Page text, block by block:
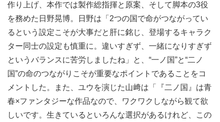
作り上げ、本作では製作総指揮と原案、そして脚本の3役
を務めた日野晃博。日野は「2つの国で命がつながってい
るという設定こそが大事だと肝に銘じ、登場するキャラク
ター同士の設定も慎重に。違いすぎず、一緒になりすぎず
というバランスに苦労しましたね」と、“一ノ国”と“二ノ
国”の命のつながりこそが重要なポイントであることをコ
メントした。また、ユウを演じた山﨑は「『二ノ国』は青
春×ファンタジーな作品なので、ワクワクしながら観て欲
しいです。生きているといろんな選択があるけれど、この